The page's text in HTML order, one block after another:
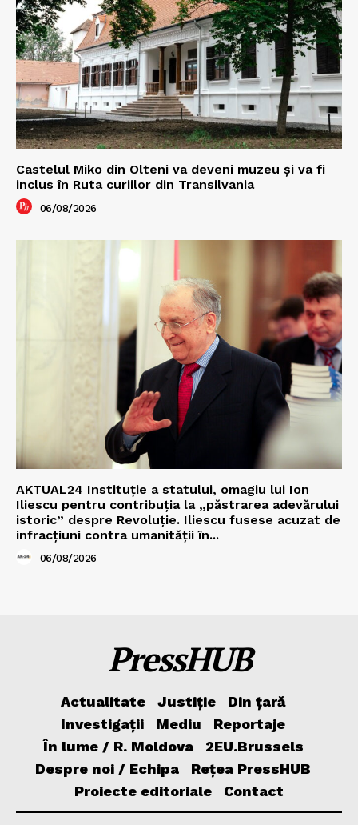
Castelul Miko din Olteni va deveni muzeu şi va fi
inclus în Ruta curiilor din Transilvania
06/08/2026
AKTUAL24 Instituție a statului, omagiu lui Ion
Iliescu pentru contribuția la „păstrarea adevărului
istoric” despre Revoluție. Iliescu fusese acuzat de
infracțiuni contra umanității în...
06/08/2026
PressHUB
Actualitate Justiție
Din țară
Investigații
Mediu
Reportaje
În lume / R. Moldova
2EU.Brussels
Despre noi / Echipa
Rețea PressHUB
Proiecte editoriale
Contact